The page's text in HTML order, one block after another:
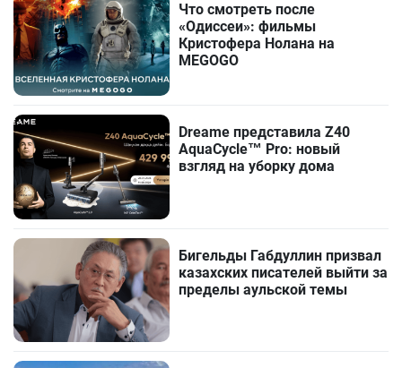
Что смотреть после
«Одиссеи»: фильмы
Кристофера Нолана на
MEGOGO
Dreame представила Z40
AquaCycle™ Pro: новый
взгляд на уборку дома
Бигельды Габдуллин призвал
казахских писателей выйти за
пределы аульской темы